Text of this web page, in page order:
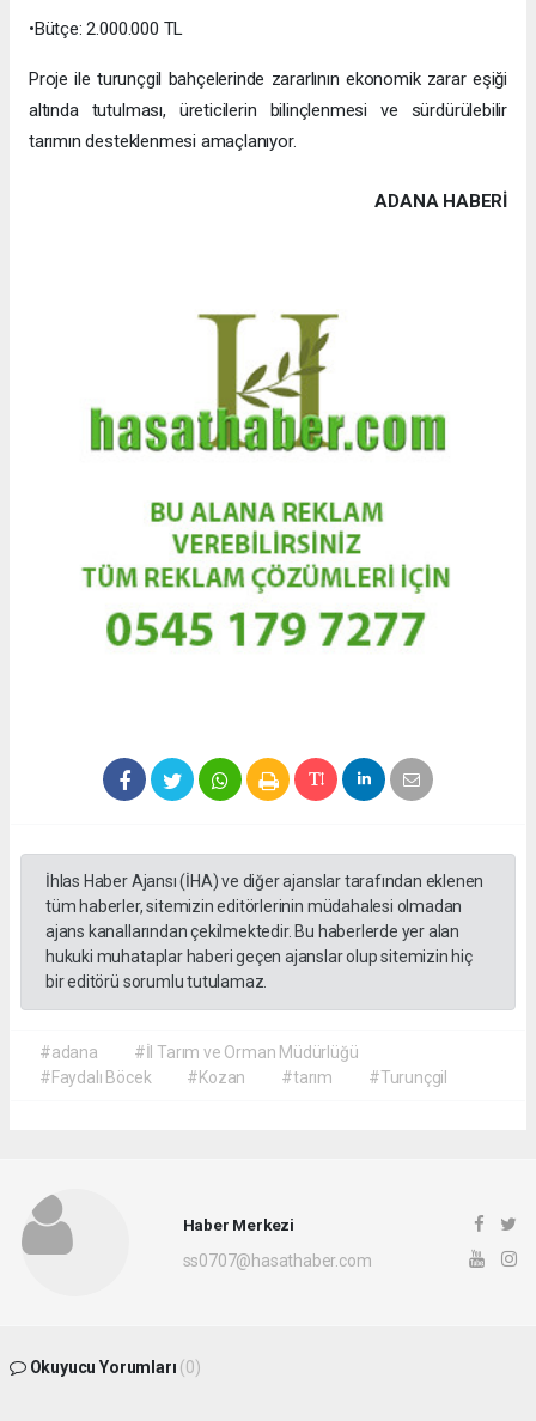
•Bütçe: 2.000.000 TL
Proje ile turunçgil bahçelerinde zararlının ekonomik zarar eşiği
altında tutulması, üreticilerin bilinçlenmesi ve sürdürülebilir
tarımın desteklenmesi amaçlanıyor.
ADANA HABERİ
İhlas Haber Ajansı (İHA) ve diğer ajanslar tarafından eklenen
tüm haberler, sitemizin editörlerinin müdahalesi olmadan
ajans kanallarından çekilmektedir. Bu haberlerde yer alan
hukuki muhataplar haberi geçen ajanslar olup sitemizin hiç
bir editörü sorumlu tutulamaz.
#adana
#İl Tarım ve Orman Müdürlüğü
#Faydalı Böcek
#Kozan #tarım #Turunçgil
Haber Merkezi
ss0707@hasathaber.com
Okuyucu Yorumları (0)